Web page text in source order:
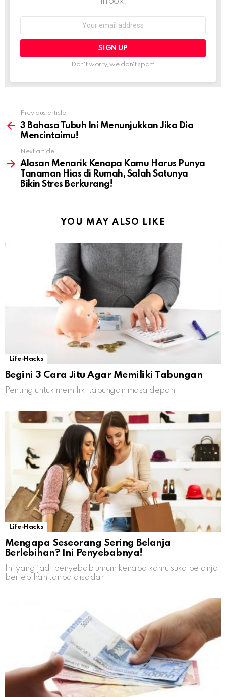
Don't worry, we don't spam
more
Previous article
3 Bahasa Tubuh Ini Menunjukkan Jika Dia
Mencintaimu!
Next article
Alasan Menarik Kenapa Kamu Harus Punya
Tanaman Hias di Rumah, Salah Satunya
Bikin Stres Berkurang!
YOU MAY ALSO LIKE
Life-Hacks
Begini 3 Cara Jitu Agar Memiliki Tabungan
Penting untuk memiliki tabungan masa depan
Life-Hacks
Mengapa Seseorang Sering Belanja
Berlebihan? Ini Penyebabnya!
Ini yang jadi penyebab umum kenapa kamu suka belanja
berlebihan tanpa disadari